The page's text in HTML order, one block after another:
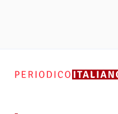
contenuto